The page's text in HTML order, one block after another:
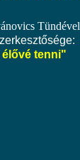
Tündével
tenni"